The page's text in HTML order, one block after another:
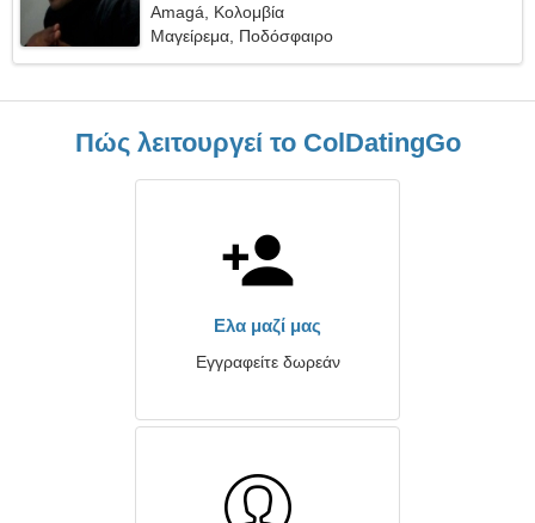
Amagá, Κολομβία
Μαγείρεμα, Ποδόσφαιρο
Πώς λειτουργεί το ColDatingGo
Ελα μαζί μας
Εγγραφείτε δωρεάν